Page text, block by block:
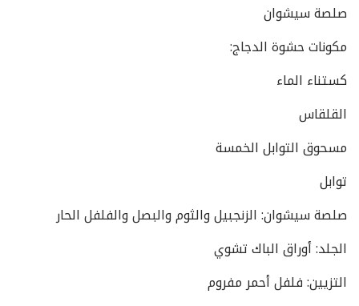
صلصة سيشوان
مكونات حشوة الدجاج:
كستناء الماء
القلقاس
مسحوق التوابل الخمسة
توابل
صلصة سيشوان: الزنجبيل والثوم والبصل والفلفل الحار
الجلد: أوراق الباك تشوي
التزيين: فلفل أحمر مفروم